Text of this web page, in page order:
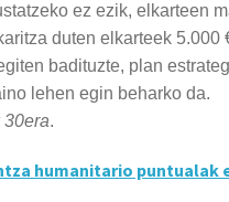
ez ezik, elkarteen
duten elkarteek
badituzte, plan
lehen egin beharko da.
30era.
humanitario puntualak